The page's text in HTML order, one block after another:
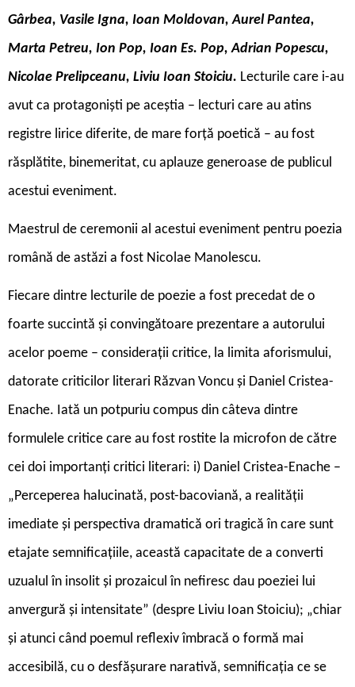
Gârbea, Vasile Igna, Ioan Moldovan, Aurel Pantea,
Marta Petreu, Ion Pop, Ioan Es. Pop, Adrian Popescu,
Nicolae Prelipceanu, Liviu Ioan Stoiciu. Lecturile care i-au
avut ca protagoniști pe aceștia – lecturi care au atins
registre lirice diferite, de mare forță poetică – au fost
răsplătite, binemeritat, cu aplauze generoase de publicul
acestui eveniment.
Maestrul de ceremonii al acestui eveniment pentru poezia
română de astăzi a fost Nicolae Manolescu.
Fiecare dintre lecturile de poezie a fost precedat de o
foarte succintă și convingătoare prezentare a autorului
acelor poeme – considerații critice, la limita aforismului,
datorate criticilor literari Răzvan Voncu și Daniel Cristea-
Enache. Iată un potpuriu compus din câteva dintre
formulele critice care au fost rostite la microfon de către
cei doi importanți critici literari: i) Daniel Cristea-Enache –
„Perceperea halucinată, post-bacoviană, a realității
imediate și perspectiva dramatică ori tragică în care sunt
etajate semnificațiile, această capacitate de a converti
uzualul în insolit și prozaicul în nefiresc dau poeziei lui
anvergură și intensitate” (despre Liviu Ioan Stoiciu); „chiar
și atunci când poemul reflexiv îmbracă o formă mai
accesibilă, cu o desfășurare narativă, semnificația ce se